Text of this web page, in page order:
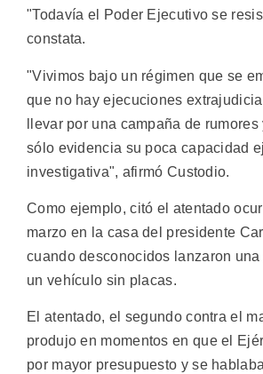
"Todavía el Poder Ejecutivo se
constata.
"Vivimos bajo un régimen que se
que no hay ejecuciones
llevar por una campaña de
sólo evidencia su poca capacidad
investigativa", afirmó Custodio.
Como ejemplo, citó el atentado
marzo en la casa del presidente
cuando desconocidos lanzaron
un vehículo sin placas.
El atentado, el segundo contra el
produjo en momentos en que el
por mayor presupuesto y se